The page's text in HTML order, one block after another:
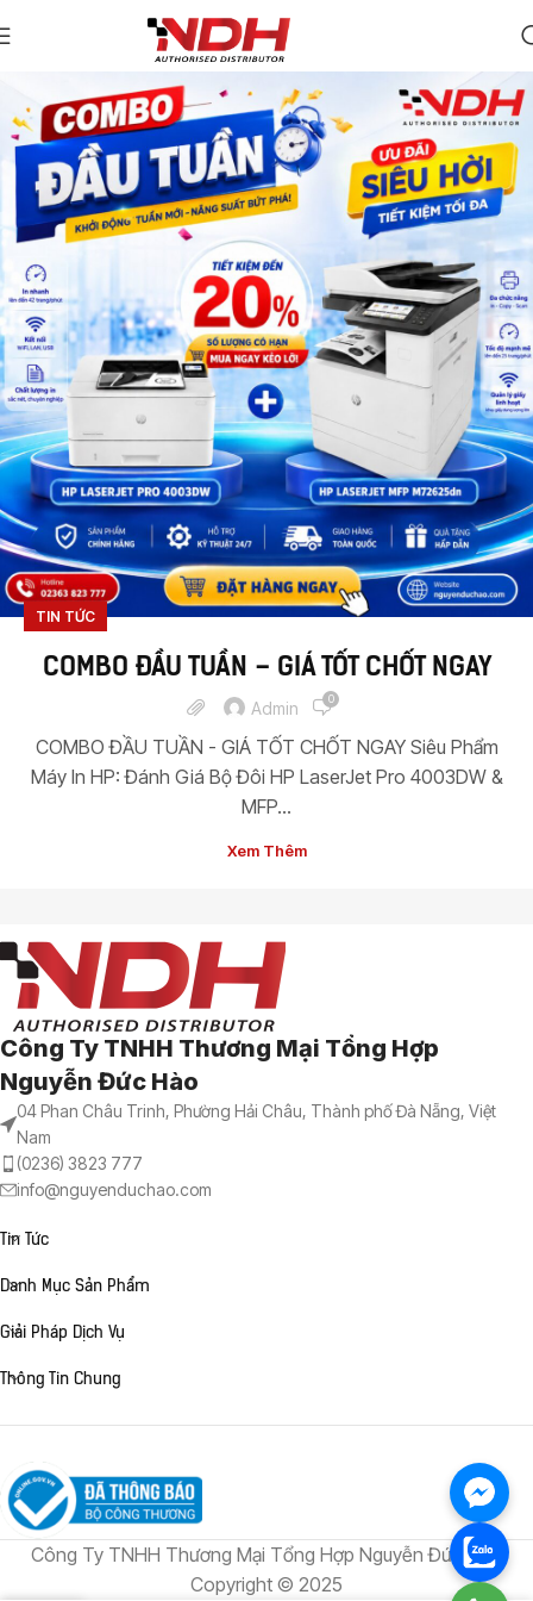
TIN TỨC
COMBO ĐẦU TUẦN – GIÁ TỐT CHỐT NGAY
Admin 0
COMBO ĐẦU TUẦN - GIÁ TỐT CHỐT NGAY Siêu Phẩm
Máy In HP: Đánh Giá Bộ Đôi HP LaserJet Pro 4003DW &
MFP...
Xem Thêm
Công Ty TNHH Thương Mại Tổng Hợp
Nguyễn Đức Hào
04 Phan Châu Trinh, Phường Hải Châu, Thành phố Đà Nẵng, Việt
Nam
(0236) 3823 777
info@nguyenduchao.com
Tin Tức
Danh Mục Sản Phẩm
Giải Pháp Dịch Vụ
Thông Tin Chung
Công Ty TNHH Thương Mại Tổng Hợp Nguyễn Đức Hào
Copyright © 2025